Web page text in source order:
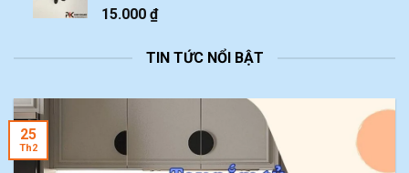
15.000 ₫
TIN TỨC NỔI BẬT
25
Th2